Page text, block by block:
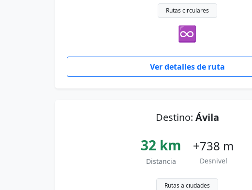
Rutas circulares
♾
Ver detalles de ruta
Destino: Ávila
32 km
Distancia
+738 m
Desnivel
Rutas a ciudades